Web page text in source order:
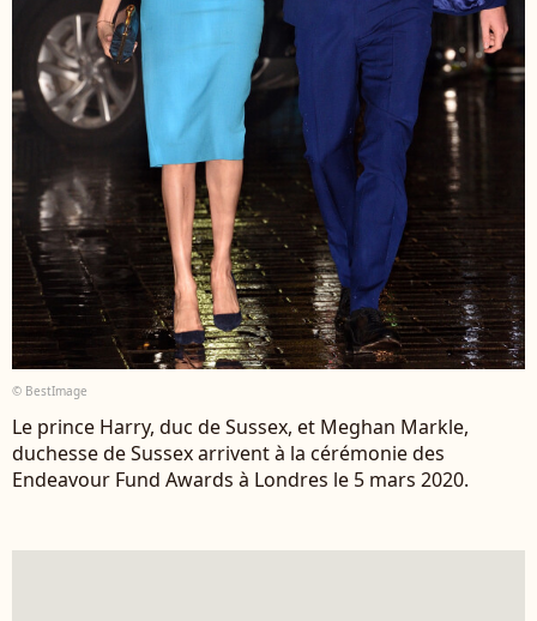
© BestImage
Le prince Harry, duc de Sussex, et Meghan Markle,
duchesse de Sussex arrivent à la cérémonie des
Endeavour Fund Awards à Londres le 5 mars 2020.